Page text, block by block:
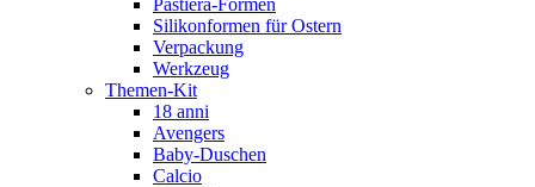
Pastiera-Formen
Silikonformen für Ostern
Verpackung
Werkzeug
Themen-Kit
18 anni
Avengers
Baby-Duschen
Calcio